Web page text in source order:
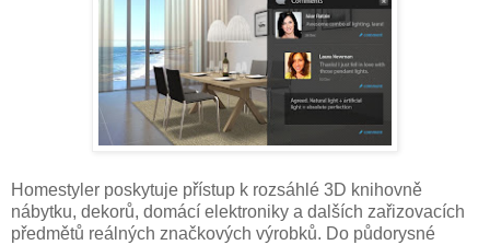
Homestyler poskytuje přístup k rozsáhlé 3D knihovně
nábytku, dekorů, domácí elektroniky a dalších zařizovacích
předmětů reálných značkových výrobků. Do půdorysné